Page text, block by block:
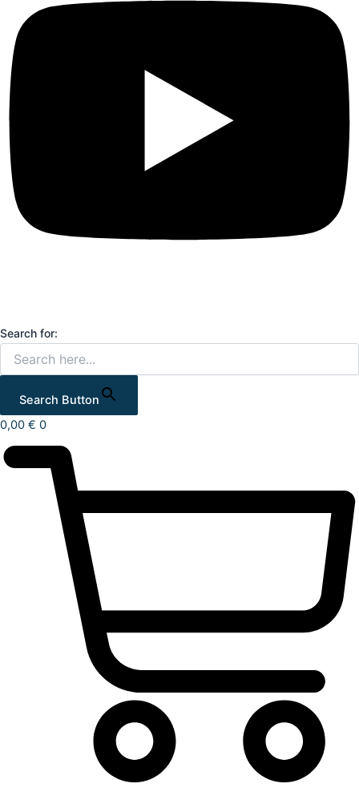
Search for:
Search Button
0,00 € 0